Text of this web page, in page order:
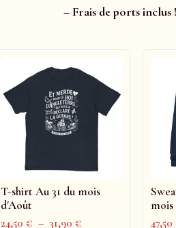
– Frais de ports inclus
T-shirt Au 31 du mois
d'Août
24,50€ – 31,90€ 47,50